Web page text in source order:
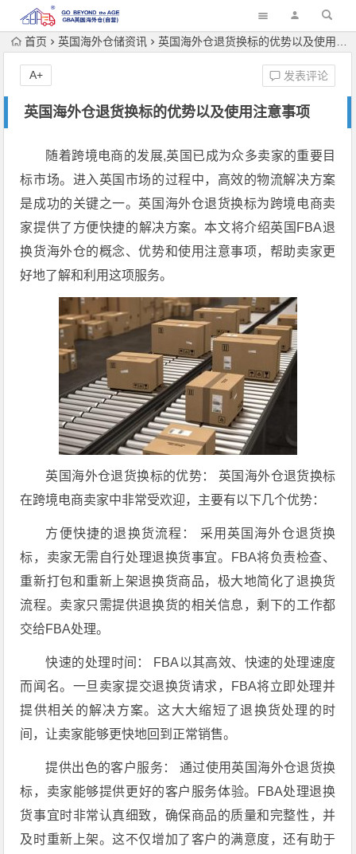
首页 英国海外仓储资讯 英国海外仓退货换标的优势以及使用注意事项
英国海外仓退货换标的优势以及使用注意事项
发表评论
A+
随着跨境电商的发展,英国已成为众多卖家的重要目
标市场。进入英国市场的过程中，高效的物流解决方案
是成功的关键之一。英国海外仓退货换标为跨境电商卖
家提供了方便快捷的解决方案。本文将介绍英国FBA退
换货海外仓的概念、优势和使用注意事项，帮助卖家更
好地了解和利用这项服务。
英国海外仓退货换标的优势： 英国海外仓退货换标
在跨境电商卖家中非常受欢迎，主要有以下几个优势：
方便快捷的退换货流程： 采用英国海外仓退货换
标，卖家无需自行处理退换货事宜。FBA将负责检查、
重新打包和重新上架退换货商品，极大地简化了退换货
流程。卖家只需提供退换货的相关信息，剩下的工作都
交给FBA处理。
快速的处理时间： FBA以其高效、快速的处理速度
而闻名。一旦卖家提交退换货请求，FBA将立即处理并
提供相关的解决方案。这大大缩短了退换货处理的时
间，让卖家能够更快地回到正常销售。
提供出色的客户服务： 通过使用英国海外仓退货换
标，卖家能够提供更好的客户服务体验。FBA处理退换
货事宜时非常认真细致，确保商品的质量和完整性，并
及时重新上架。这不仅增加了客户的满意度，还有助于